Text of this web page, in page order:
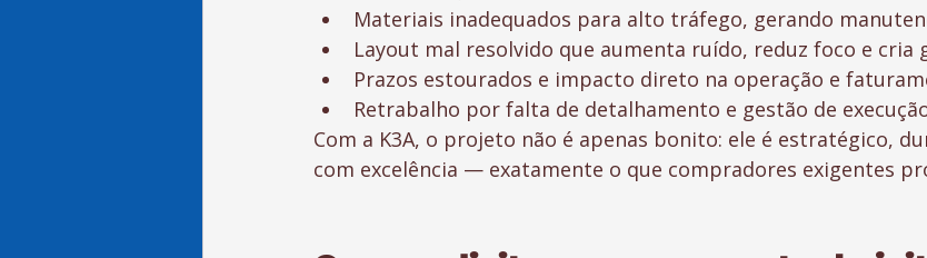
Materiais inadequados para alto tráfego, gerando
Layout mal resolvido que aumenta ruído, reduz foco e cria
Prazos estourados e impacto direto na operação e
Retrabalho por falta de detalhamento e gestão de
Com a K3A, o projeto não é apenas bonito: ele é estratégico,
com excelência — exatamente o que compradores exigentes